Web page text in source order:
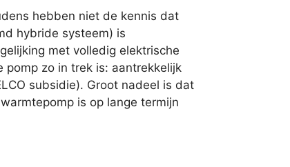
hebben niet de kennis dat
hybride systeem) is
met volledig elektrische
pomp zo in trek is: aantrekkelijk
subsidie). Groot nadeel is dat
is op lange termijn